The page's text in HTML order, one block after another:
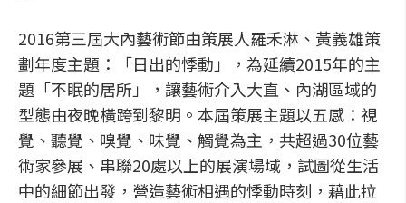
2016第三屆大內藝術節由策展人羅禾淋、黃義雄策
劃年度主題：「日出的悸動」，為延續2015年的主
題「不眠的居所」，讓藝術介入大直、內湖區域的
型態由夜晚橫跨到黎明。本屆策展主題以五感：視
覺、聽覺、嗅覺、味覺、觸覺為主，共超過30位藝
術家參展、串聯20處以上的展演場域，試圖從生活
中的細節出發，營造藝術相遇的悸動時刻，藉此拉